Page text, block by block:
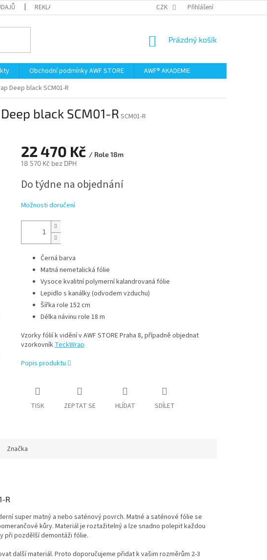
REKLAMACE A VRÁCENÍ ZBOŽÍ CZK Přihlášení
NÁKUPNÍ
Prázdný košík
Obchodní podmínky AWF STORE
AWF® AKADEMIE
Deep black SCM01-R
black SCM01-RSCM01-R
22 470 Kč / Role 18m
18 570 Kč bez DPH
cena:
Do týdne na objednání
Možnosti doručení
Černá barva
Matná nemetalická fólie
Vysoce kvalitní polymerní kalandrovaná fólie
Lepidlo s kanálky (odvodem vzduchu)
Šířka role 152 cm
Délka návinu role 18 m
Vzorky fólií k vidění v AWF STORE Praha 8, případně objednat
vzorkovníkTeckWrap
Popis produktu
TISK ZEPTAT SE HLÍDAT SDÍLET
Značka
R
super matný a nebo saténový povrch. Matné a saténové fólie se
kůry.Materiál je roztažitelný a lze snadno polepit každou
při pozdělší demontáži fólie.
další materiál. Proto doporučujeme přidat k vašim rozměrům 2-3